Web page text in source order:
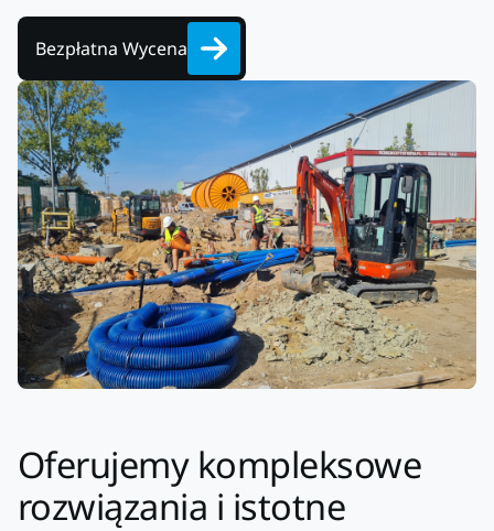
Bezpłatna Wycena
Oferujemy kompleksowe
rozwiązania i istotne